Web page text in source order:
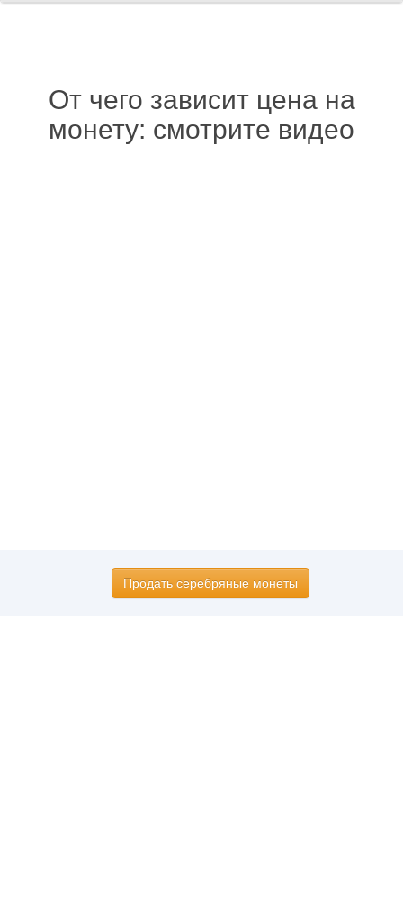
От чего зависит цена на
монету: смотрите видео
Продать серебряные монеты